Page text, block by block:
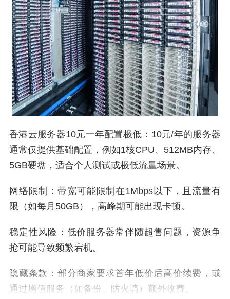
香港云服务器10元一年配置极低：10元/年的服务器
通常仅提供基础配置，例如1核CPU、512MB内存、
5GB硬盘，适合个人测试或极低流量场景。
网络限制：带宽可能限制在1Mbps以下，且流量有
限（如每月50GB），高峰期可能出现卡顿。
稳定性风险：低价服务器常伴随超售问题，资源争
抢可能导致频繁宕机。
隐藏条款：部分商家要求首年低价后高价续费，或
通过增值服务（如备份、防火墙）额外收费。